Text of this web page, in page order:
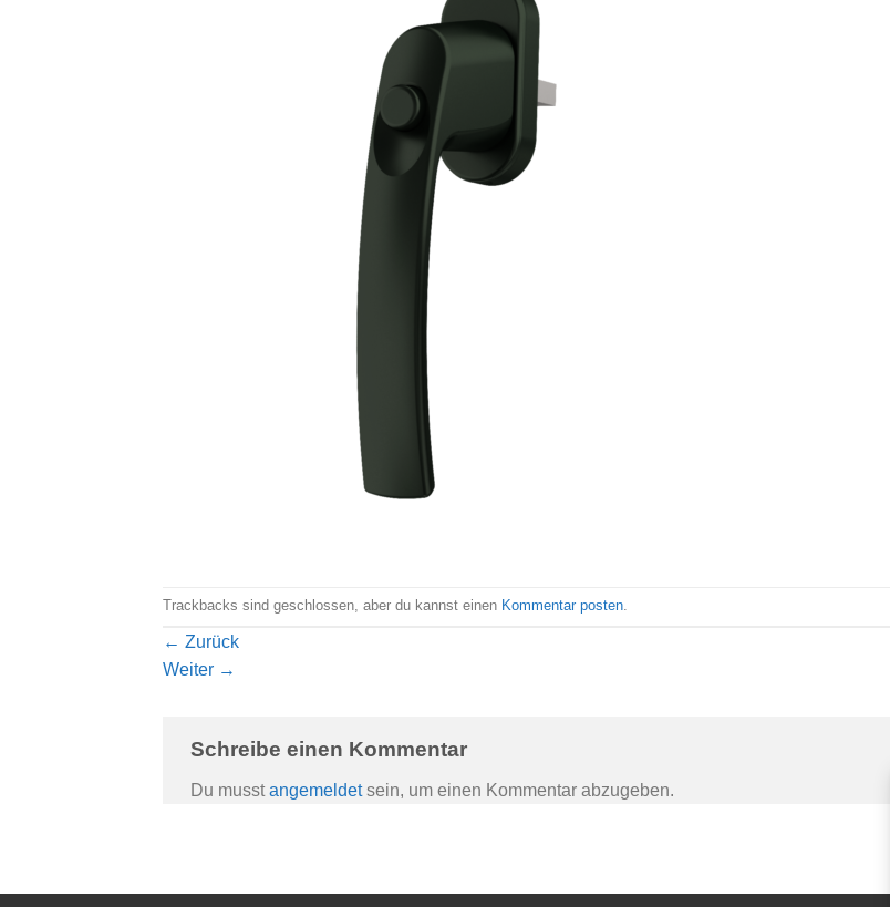
Trackbacks sind geschlossen, aber du kannst einen Kommentar posten
← Zurück
Weiter →
Schreibe einen Kommentar
Du musstangemeldetsein, um einen Kommentar abzugeben.